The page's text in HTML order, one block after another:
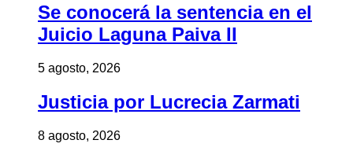
Se conocerá la sentencia en el
Juicio Laguna Paiva II
5 agosto, 2026
Justicia por Lucrecia Zarmati
8 agosto, 2026